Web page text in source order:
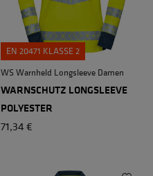
EN 20471 KLASSE 2
WS Warnheld Longsleeve Damen
WARNSCHUTZ LONGSLEEVE
POLYESTER
71,34 €